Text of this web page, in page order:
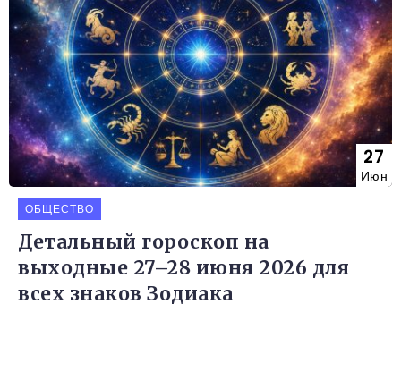
27
Июн
ОБЩЕСТВО
Детальный гороскоп на
выходные 27–28 июня 2026 для
всех знаков Зодиака